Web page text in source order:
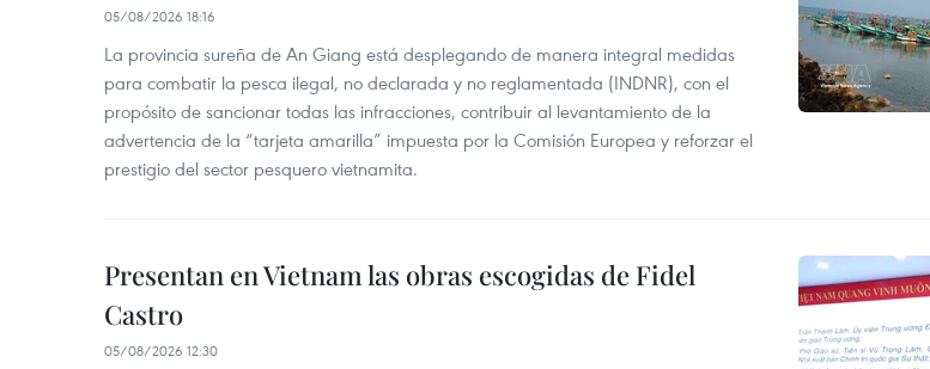
05/08/2026 18:16
La provincia sureña de An Giang está desplegando de manera integral medidas
para combatir la pesca ilegal, no declarada y no reglamentada (INDNR), con el
propósito de sancionar todas las infracciones, contribuir al levantamiento de la
advertencia de la “tarjeta amarilla” impuesta por la Comisión Europea y reforzar el
prestigio del sector pesquero vietnamita.
Presentan en Vietnam las obras escogidas de Fidel
Castro
05/08/2026 12:30